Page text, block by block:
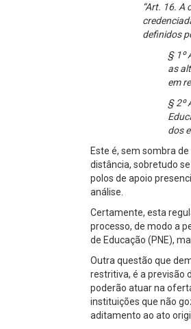
“Art. 16. A
definidos
§ 1º
as
em
§ 2º
dos
Este é, sem sombra
distância, sobretudo
polos de apoio
análise.
Certamente, esta
processo, de modo a
de Educação (PNE),
Outra questão que
restritiva, é a previsão
poderão atuar na
instituições que não
aditamento ao ato